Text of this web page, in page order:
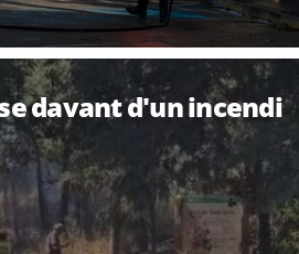
davant d'un incendi